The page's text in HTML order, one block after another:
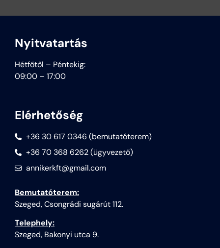
Nyitvatartás
Hétfőtől – Péntekig:
09:00 – 17:00
Elérhetőség
+36 30 617 0346 (bemutatóterem)
+36 70 368 6262 (ügyvezető)
annikerkft@gmail.com
Bemutatóterem:
Szeged, Csongrádi sugárút 112.
Telephely:
Szeged, Bakonyi utca 9.